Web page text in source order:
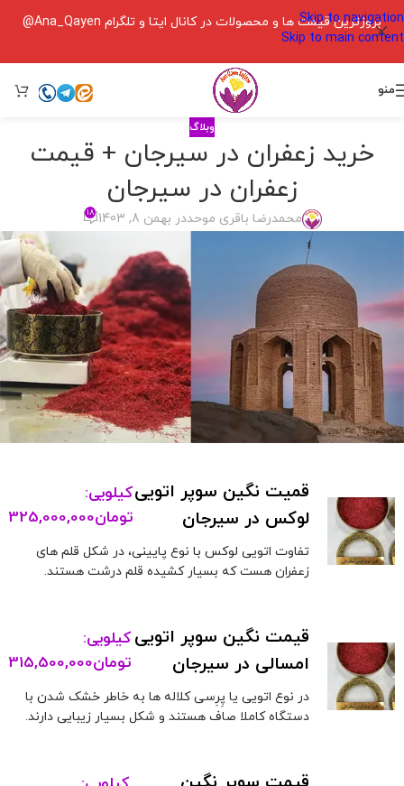
Skip to navigation
Skip to main content
بروزترین قیمت ها و محصولات در کانال ایتا و تلگرام Ana_Qayen@
منو
وبلاگ
خرید زعفران در سیرجان + قیمت
زعفران در سیرجان
محمدرضا باقری موحددر بهمن 8, 1403 ۱۸
قمیت نگین سوپر اتویی
لوکس در سیرجان
کیلویی:
تومان325,000,000
تفاوت اتویی لوکس با نوع پایینی، در شکل قلم های
زعفران هست که بسیار کشیده قلم درشت هستند.
قیمت نگین سوپر اتویی
امسالی در سیرجان
کیلویی:
تومان315,500,000
در نوع اتویی یا پِرِسی کلاله ها به خاطر خشک شدن با
دستگاه کاملا صاف هستند و شکل بسیار زیبایی دارند.